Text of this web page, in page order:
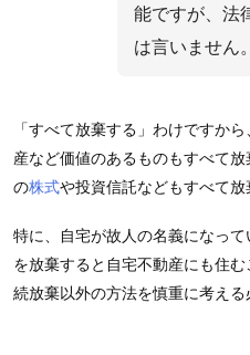
能ですが、法
は言いません。
「すべて放棄する」わけですか
産など価値のあるものもすべて
の株式や投資信託などもすべて放
特に、自宅が故人の名義になっ
を放棄すると自宅不動産にも住
続放棄以外の方法を慎重に考える